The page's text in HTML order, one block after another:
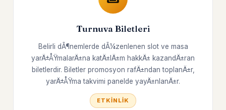
Turnuva Biletleri
Belirli dÃ¶nemlerde dÃ¼zenlenen slot ve masa
yarÄ±ÅŸmalarÄ±na katÄ±lÄ±m hakkÄ± kazandÄ±ran
biletlerdir. Biletler promosyon rafÄ±ndan toplanÄ±r,
yarÄ±ÅŸma takvimi panelde yayÄ±nlanÄ±r.
ETKINLIK